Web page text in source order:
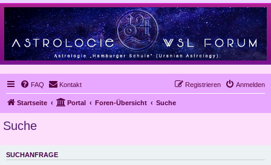
FAQ Kontakt Anmelden
Registrieren
Startseite Portal Foren-Übersicht Suche
Suche
SUCHANFRAGE